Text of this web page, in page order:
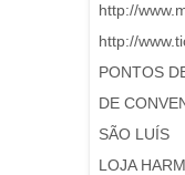
http://
http://
PONTOS
DE
SÃO LUÍS
LOJA